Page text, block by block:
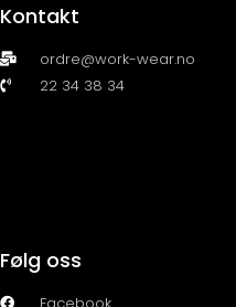
Kontakt
ordre@work-wear.no
22 34 38 34
Følg oss
Facebook